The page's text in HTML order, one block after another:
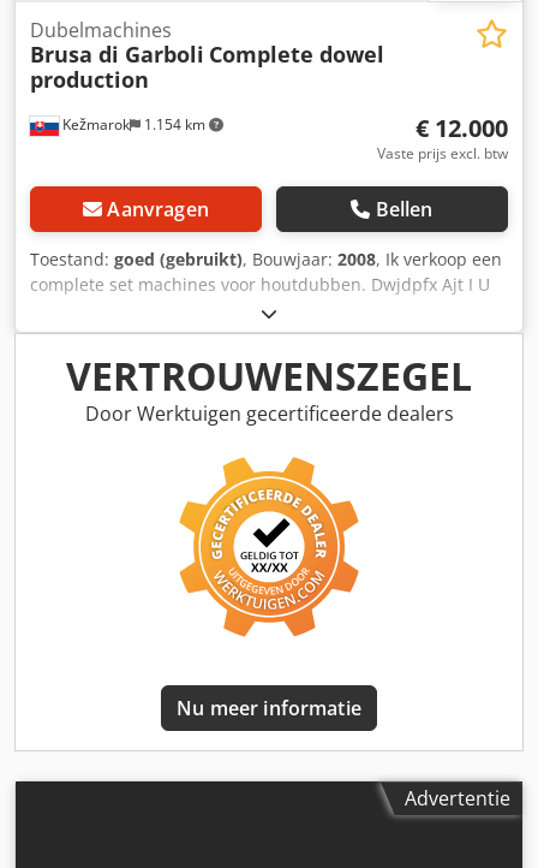
Kežmarok 1.154 km
Dubelmachines
Brusa di Garboli Complete dowel
production
€ 12.000
Vaste prijs excl. btw
Aanvragen Bellen
Toestand: goed (gebruikt), Bouwjaar: 2008, Ik verkoop een
complete set machines voor houtdubben. Dwjdpfx Ajt I U
Amoh Nsa Bouwjaar: 1993 - 2008 Brusa di Garboli TA30
L.Loser AA200 freesmachines Snijmachines met voeding
Cilinderslijpmachines Samen 10 machines. Geschikt voor
dubel 6-8-10-12-16mm. Zeer goede staat. Per direct
beschikbaar.
VERTROUWENSZEGEL
Door Werktuigen gecertificeerde dealers
Nu meer informatie
Advertentie